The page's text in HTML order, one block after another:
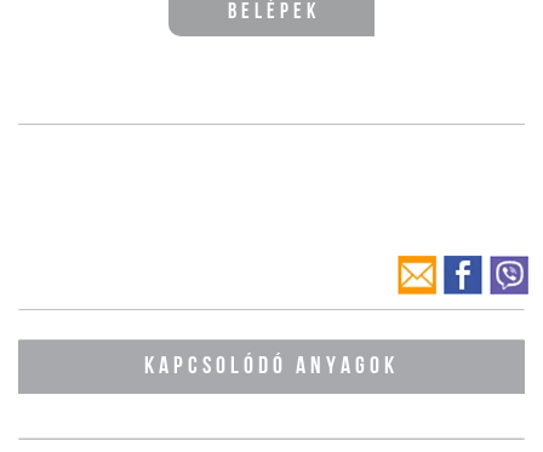
Belépek
KAPCSOLÓDÓ ANYAGOK